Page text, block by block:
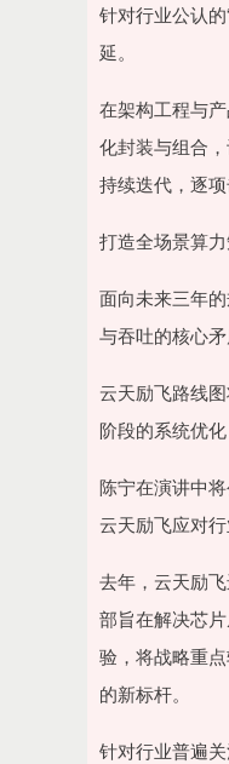
针对行业公认
延。
在架构工程与
化封装与组合
持续迭代，逐
打造全场景算
面向未来三年
与吞吐的核心
云天励飞路线
阶段的系统优
陈宁在演讲中
云天励飞应对
去年，云天励
部旨在解决芯
验，将战略重
的新标杆。
针对行业普遍